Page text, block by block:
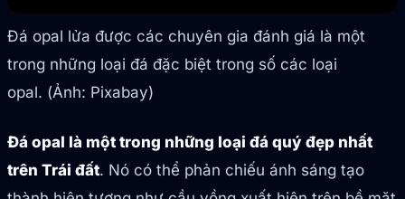
Đá opal lửa được các chuyên gia đánh giá là một
trong những loại đá đặc biệt trong số các loại
opal. (Ảnh: Pixabay)
Đá opal là một trong những loại đá quý đẹp nhất
trên Trái đất. Nó có thể phản chiếu ánh sáng tạo